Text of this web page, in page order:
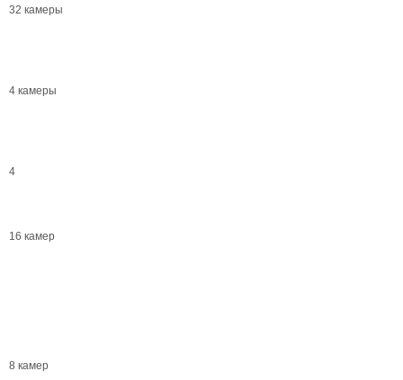
32 камеры
4 камеры
4
16 камер
8 камер